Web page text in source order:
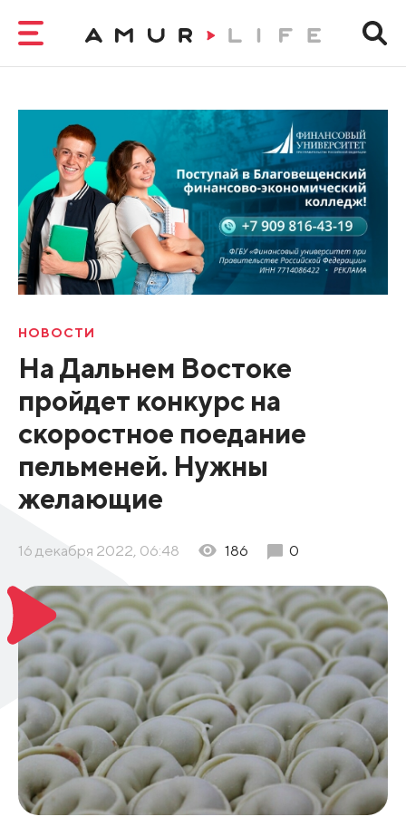
НОВОСТИ
На Дальнем Востоке
пройдет конкурс на
скоростное поедание
пельменей. Нужны
желающие
16 декабря 2022, 06:48 186 0